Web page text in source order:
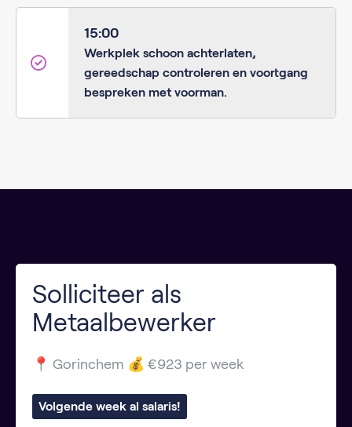
15:00
Werkplek schoon achterlaten,
gereedschap controleren en voortgang
bespreken met voorman.
Solliciteer als
Metaalbewerker
📍 Gorinchem 💰 €923 per week
Volgende week al salaris!